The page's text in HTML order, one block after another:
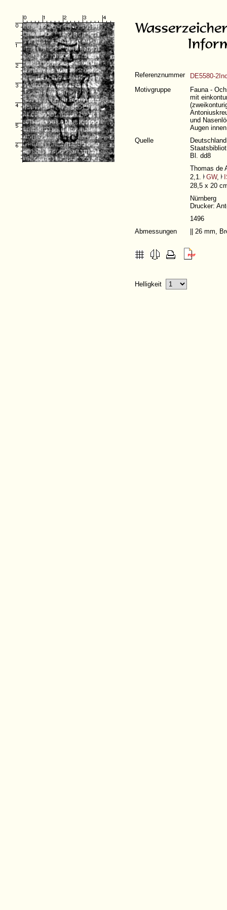
Referenznummer
DE5580-
Motivgruppe
Fauna -
mit
und
Augen innen
Quelle
Bl. dd8
Thomas de
2,1.
GW,
28,5 x 20
Nürnberg
Drucker:
1496
Abmessungen
|| 26 mm,
Helligkeit